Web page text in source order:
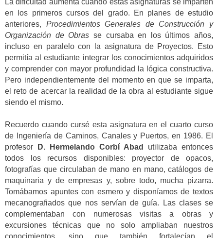
en los primeros cursos del grado. En planes de estudio
anteriores, Procedimientos Generales de Construcción y
Organización de Obras se cursaba en los últimos años,
incluso en paralelo con la asignatura de Proyectos. Esto
permitía al estudiante integrar los conocimientos adquiridos
y comprender con mayor profundidad la lógica constructiva.
Pero independientemente del momento en que se imparta,
el reto de acercar la realidad de la obra al estudiante sigue
siendo el mismo.
Recuerdo cuando cursé esta asignatura en el cuarto curso
de Ingeniería de Caminos, Canales y Puertos, en 1986. El
profesor
D. Hermelando Corbí Abad
utilizaba entonces
todos los recursos disponibles: proyector de opacos,
fotografías que circulaban de mano en mano, catálogos de
maquinaria y de empresas y, sobre todo, mucha pizarra.
Tomábamos apuntes con esmero y disponíamos de textos
mecanografiados que nos servían de guía. Las clases se
complementaban con numerosas visitas a obras y
excursiones técnicas que no solo ampliaban nuestros
conocimientos, sino que también fortalecían el